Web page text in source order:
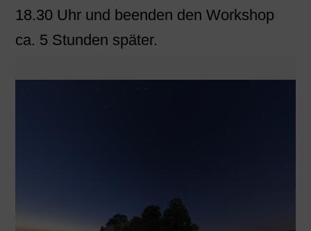
18.30 Uhr und beenden den Workshop
ca. 5 Stunden später.